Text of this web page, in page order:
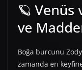
🪐 Venüs
ve
Boğa burcunu
zamanda en